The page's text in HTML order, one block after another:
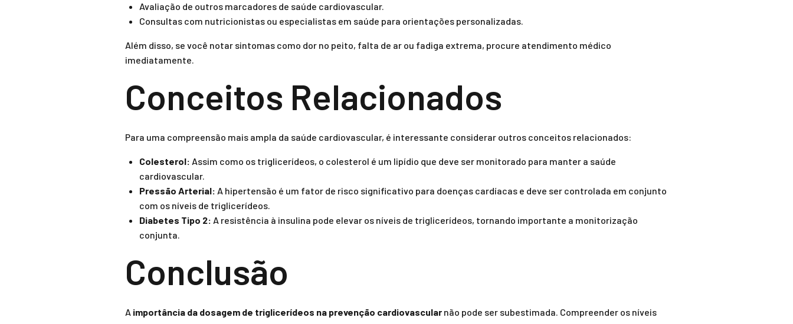
Avaliação de outros marcadores de saúde cardiovascular.
Consultas com nutricionistas ou especialistas em saúde para orientações personalizadas.
Além disso, se você notar sintomas como dor no peito, falta de ar ou fadiga extrema, procure atendimento médico
imediatamente.
Conceitos Relacionados
Para uma compreensão mais ampla da saúde cardiovascular, é interessante considerar outros conceitos relacionados:
Colesterol: Assim como os triglicerídeos, o colesterol é um lipídio que deve ser monitorado para manter a saúde
cardiovascular.
Pressão Arterial: A hipertensão é um fator de risco significativo para doenças cardíacas e deve ser controlada em conjunto
com os níveis de triglicerídeos.
Diabetes Tipo 2: A resistência à insulina pode elevar os níveis de triglicerídeos, tornando importante a monitorização
conjunta.
Conclusão
A importância da dosagem de triglicerídeos na prevenção cardiovascular não pode ser subestimada. Compreender os níveis